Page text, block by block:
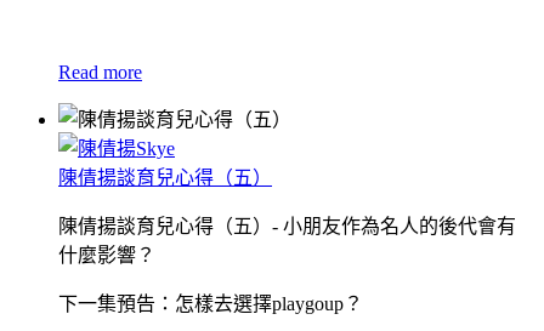
Read more
陳倩揚談育兒心得（五）
陳倩揚談育兒心得（五）- 小朋友作為名人的後代會有
什麼影響？
下一集預告：怎樣去選擇playgoup？